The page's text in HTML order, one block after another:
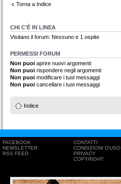
Torna a Indice
CHI C’È IN LINEA
Visitano il forum: Nessuno e 1 ospite
PERMESSI FORUM
Non puoi aprire nuovi argomenti
Non puoi rispondere negli argomenti
Non puoi modificare i tuoi messaggi
Non puoi cancellare i tuoi messaggi
Indice
FACEBOOK
NEWSLETTER
RSS FEED
CONTATTI
CONDIZIONI D'USO
PRIVACY
COPYRIGHT